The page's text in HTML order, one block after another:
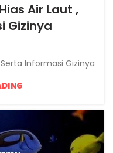
Air Laut ,
Gizinya
Informasi Gizinya